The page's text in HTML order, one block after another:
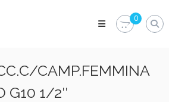
0
CAMP.FEMMINA
G10 1/2″